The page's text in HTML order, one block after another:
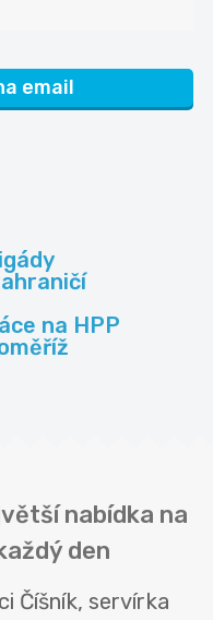
email
na HPP
nabídka na
den
Číšník, servírka